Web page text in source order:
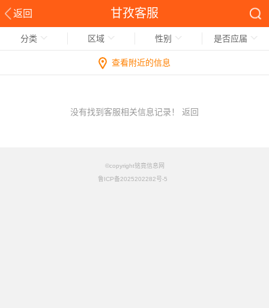
返回 甘孜客服
分类 区域 性别 是否应届
查看附近的信息
没有找到客服相关信息记录！ 返回
©copyright铭竟信息网
鲁ICP备2025202282号-5